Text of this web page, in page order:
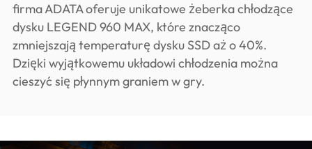
firma ADATA oferuje unikatowe żeberka chłodzące
dysku LEGEND 960 MAX, które znacząco
zmniejszają temperaturę dysku SSD aż o 40%.
Dzięki wyjątkowemu układowi chłodzenia można
cieszyć się płynnym graniem w gry.